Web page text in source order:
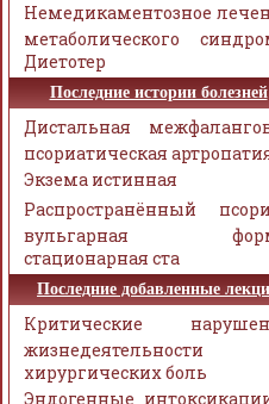
Немедикаментозное
метаболического
Диетотер
Последние истории болезней
Дистальная
псориатическая
Экзема истинная
Распространённый
вульгарная
стационарная ста
Последние добавленные
Критические
хирургических боль
Эндогенные